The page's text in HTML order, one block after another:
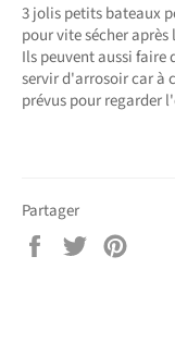
3 jolis petits bateaux
pour vite sécher après
Ils peuvent aussi faire
servir d'arrosoir car à
prévus pour regarder
Partager
Partager
sur
Tweeter
sur